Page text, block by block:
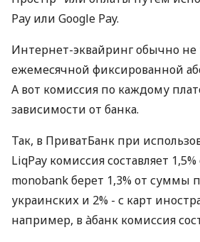
Pay или Google Pay.
Интернет-эквайринг обычно не
ежемесячной фиксированной
А вот комиссия по каждому
зависимости от банка.
Так, в ПриватБанк при
LiqPay комиссия составляет
monobank берет 1,3% от суммы
украинских и 2% - с карт
например, в àбанк комиссия